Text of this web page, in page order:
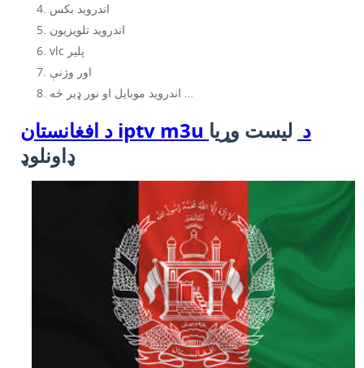
اندروید بکس
اندروید تلویزیون
vlc پلیر
اور وژنې
اندروید موبایل او نور ډیر څه …
د افغانستان iptv m3u د لیست وړیا